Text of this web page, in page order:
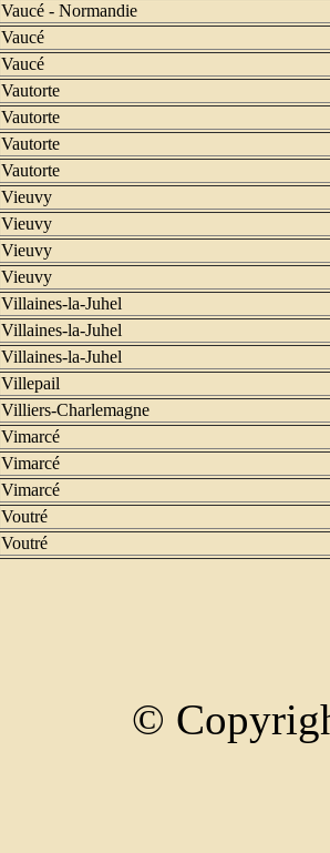
Vaucé - Normandie
Vaucé
Vaucé
Vautorte
Vautorte
Vautorte
Vautorte
Vieuvy
Vieuvy
Vieuvy
Vieuvy
Villaines-la-Juhel
Villaines-la-Juhel
Villaines-la-Juhel
Villepail
Villiers-Charlemagne
Vimarcé
Vimarcé
Vimarcé
Voutré
Voutré
©